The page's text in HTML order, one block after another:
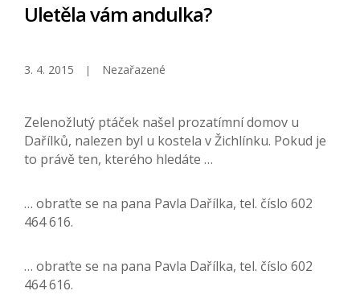
Uletěla vám andulka?
3. 4. 2015 Nezařazené
Zelenožlutý ptáček našel prozatímní domov u
Dařílků, nalezen byl u kostela v Žichlínku. Pokud je
to právě ten, kterého hledáte …
… obraťte se na pana Pavla Dařílka, tel. číslo 602
464 616.
… obraťte se na pana Pavla Dařílka, tel. číslo 602
464 616.